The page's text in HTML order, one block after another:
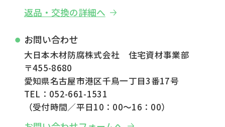
返品・交換の詳細へ
お問い合わせ
大日本木材防腐株式会社 住宅資材事業部
〒455-8680
愛知県名古屋市港区千鳥一丁目3番17号
TEL：052-661-1531
（受付時間／平日10：00～16：00）